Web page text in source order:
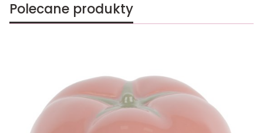
Polecane produkty